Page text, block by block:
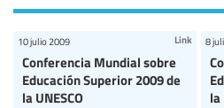
Conferencia Mundial sobre
Educación Superior 2009 de
la UNESCO
10 julio 2009 Link
la
8